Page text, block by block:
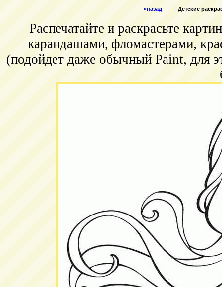
«назад Детские
Распечатайте и раскрасьте
карандашами, фломастерами,
(подойдет даже обычный Paint, для